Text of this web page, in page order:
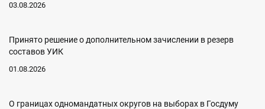
03.08.2026
Принято решение о дополнительном зачислении в резерв
составов УИК
01.08.2026
О границах одномандатных округов на выборах в Госдуму